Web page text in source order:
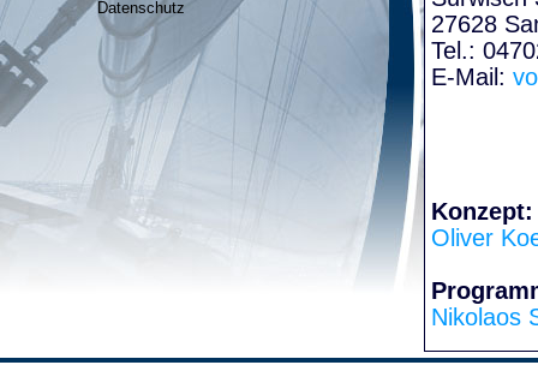
Datenschutz
27628
Tel.:
E-Mail:
Konzept:
Oliver
Nikolaos